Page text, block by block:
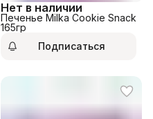
Нет в наличии
Печенье Milka Cookie Snack
165гр
Подписаться